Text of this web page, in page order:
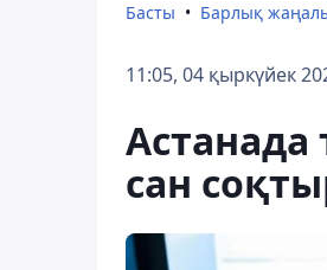
Басты Барлық
11:05, 04 қыркүйек
Астанада
сан